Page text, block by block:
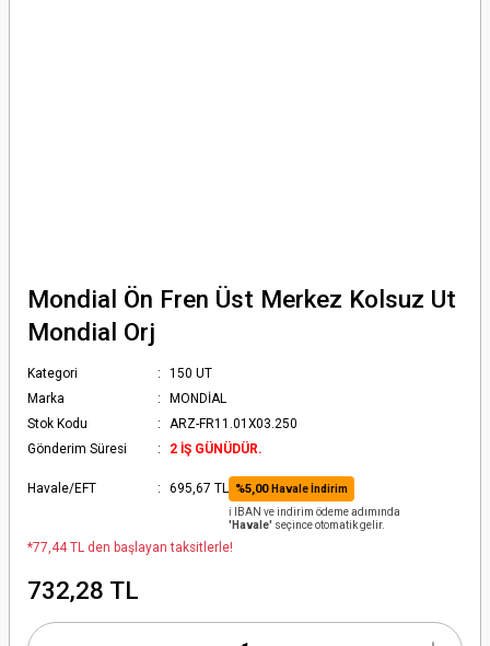
Mondial Ön Fren Üst Merkez Kolsuz Ut
Mondial Orj
Kategori
150 UT
Marka
MONDİAL
Stok Kodu
ARZ-FR11.01X03.250
Gönderim Süresi
2 İŞ GÜNÜDÜR.
Havale/EFT 695,67 TL %5,00 Havale İndirim
ℹ️ IBAN ve indirim ödeme adımında
'Havale' seçince otomatik gelir.
*77,44 TL den başlayan taksitlerle!
732,28 TL